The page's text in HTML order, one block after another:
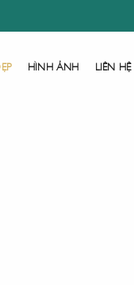
HÌNH ẢNH LIÊN HỆ